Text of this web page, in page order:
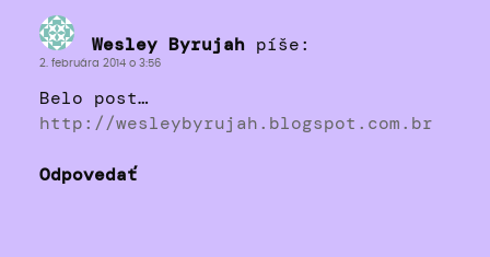
Wesley Byrujah píše:
2. februára 2014 o 3:56
Belo post…
http://wesleybyrujah.blogspot.com.br
Odpovedať